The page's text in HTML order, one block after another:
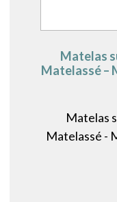
Matelas
Matelassé –
Matelas
Matelassé -